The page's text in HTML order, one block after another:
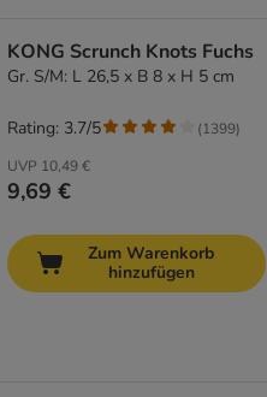
KONG Scrunch Knots Fuchs
Gr. S/M: L 26,5 x B 8 x H 5 cm
UVP 10,49 €
9,69 €
Rating: 3.7/5 (1399)
Zum Warenkorb
hinzufügen